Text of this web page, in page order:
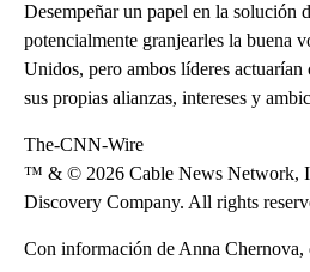
Desempeñar un papel en la solución
potencialmente granjearles la buena
Unidos, pero ambos líderes actuarían
sus propias alianzas, intereses y
The-CNN-Wire
™ & © 2026 Cable News Network,
Discovery Company. All rights
Con información de Anna